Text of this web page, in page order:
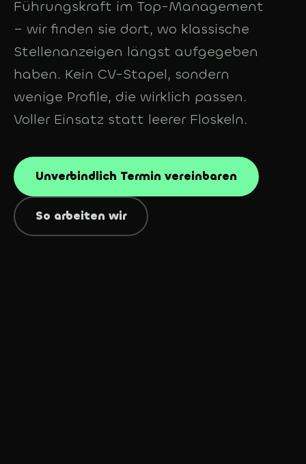
Führungskraft im Top-Management
– wir finden sie dort, wo klassische
Stellenanzeigen längst aufgegeben
haben. Kein CV-Stapel, sondern
wenige Profile, die wirklich passen.
Voller Einsatz statt leerer Floskeln.
Unverbindlich Termin vereinbaren
So arbeiten wir